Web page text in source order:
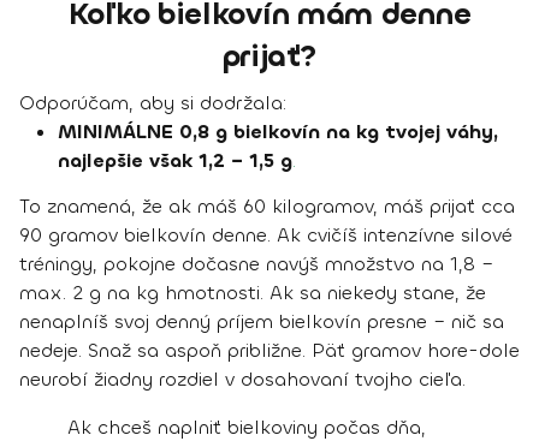
Koľko bielkovín mám denne
prijať?
Odporúčam, aby si dodržala:
MINIMÁLNE 0,8 g bielkovín na kg tvojej váhy,
najlepšie však 1,2 − 1,5 g.
To znamená, že ak máš 60 kilogramov, máš prijať cca
90 gramov bielkovín denne. Ak cvičíš intenzívne silové
tréningy, pokojne dočasne navýš množstvo na 1,8 –
max. 2 g na kg hmotnosti. Ak sa niekedy stane, že
nenaplníš svoj denný príjem bielkovín presne – nič sa
nedeje. Snaž sa aspoň približne. Päť gramov hore-dole
neurobí žiadny rozdiel v dosahovaní tvojho cieľa.
Ak chceš naplniť bielkoviny počas dňa,